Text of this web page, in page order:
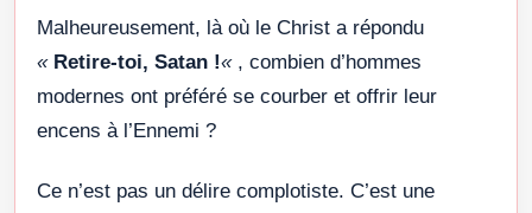
Malheureusement, là où le Christ a répondu
« Retire-toi, Satan !« , combien d’hommes
modernes ont préféré se courber et offrir leur
encens à l’Ennemi ?
Ce n’est pas un délire complotiste. C’est une